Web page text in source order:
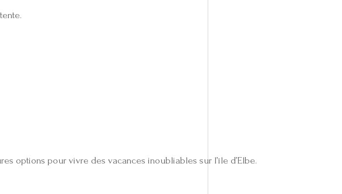
options pour vivre des vacances inoubliables sur l’île d’Elbe.